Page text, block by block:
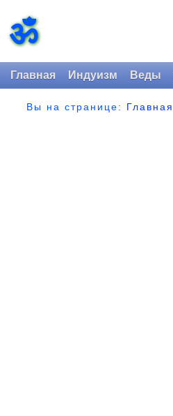
ॐ
Главная Индуизм Веды
Вы на странице: Главная